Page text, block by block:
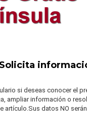
Solicita
si deseas conocer el
ampliar información o
artículo.Sus datos NO